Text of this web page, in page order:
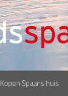
Kopen Spaans huis